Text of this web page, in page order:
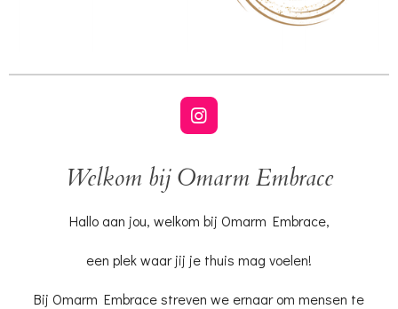
I
n
t
a
r
m
Welkom bij Omarm Embrace
Hallo aan jou, welkom bij Omarm Embrace,
een plek waar jij je thuis mag voelen!
Bij Omarm Embrace streven we ernaar om mensen te